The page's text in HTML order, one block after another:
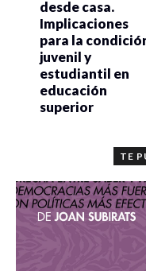
desde casa.
Implicaciones
para la
juvenil y
estudiantil en
educación
superior
TE